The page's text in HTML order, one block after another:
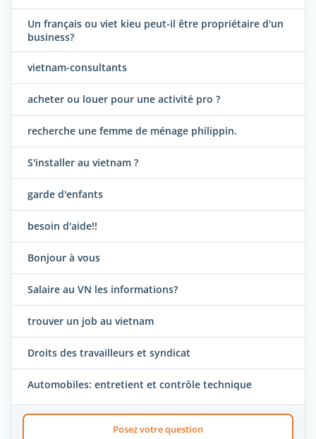
Un français ou viet kieu peut-il être propriétaire d'un
business?
vietnam-consultants
acheter ou louer pour une activité pro ?
recherche une femme de ménage philippin.
S'installer au vietnam ?
garde d'enfants
besoin d'aide!!
Bonjour à vous
Salaire au VN les informations?
trouver un job au vietnam
Droits des travailleurs et syndicat
Automobiles: entretient et contrôle technique
Posez votre question